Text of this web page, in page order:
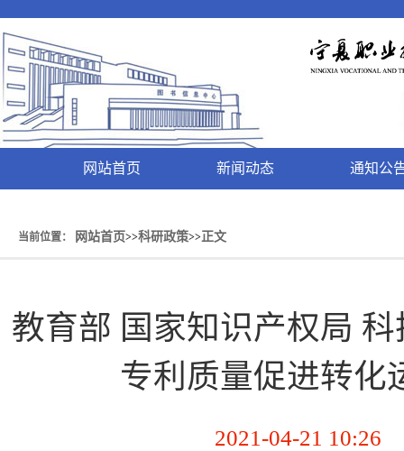
网站首页 新闻动态 通知公
当前位置： 网站首页>>科研政策>>正文
教育部 国家知识产权局
专利质量促进转化
2021-04-21 10:26